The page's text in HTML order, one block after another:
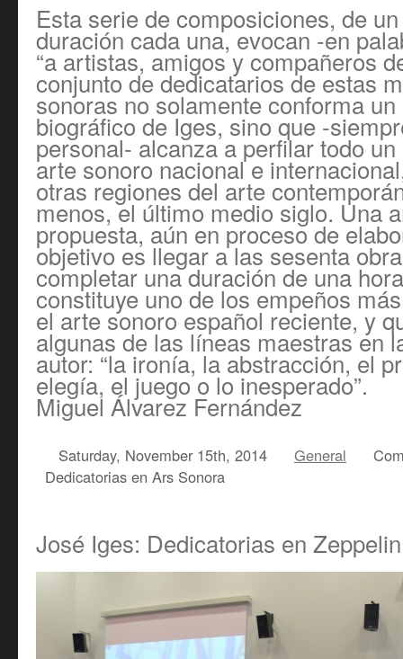
Esta serie de composiciones, de
duración cada una, evocan -en
“a artistas, amigos y compañeros
conjunto de dedicatarios de estas
sonoras no solamente conforma
biográfico de Iges, sino que -
personal- alcanza a perfilar todo
arte sonoro nacional e
otras regiones del arte
menos, el último medio siglo. Una
propuesta, aún en proceso de
objetivo es llegar a las sesenta
completar una duración de una
constituye uno de los empeños
el arte sonoro español reciente, y
algunas de las líneas maestras en
autor: “la ironía, la abstracción, el
elegía, el juego o lo inesperado”.
Miguel Álvarez Fernández
Saturday, November 15th, 2014 General
Dedicatorias en Ars Sonora
José Iges: Dedicatorias en Zeppelin